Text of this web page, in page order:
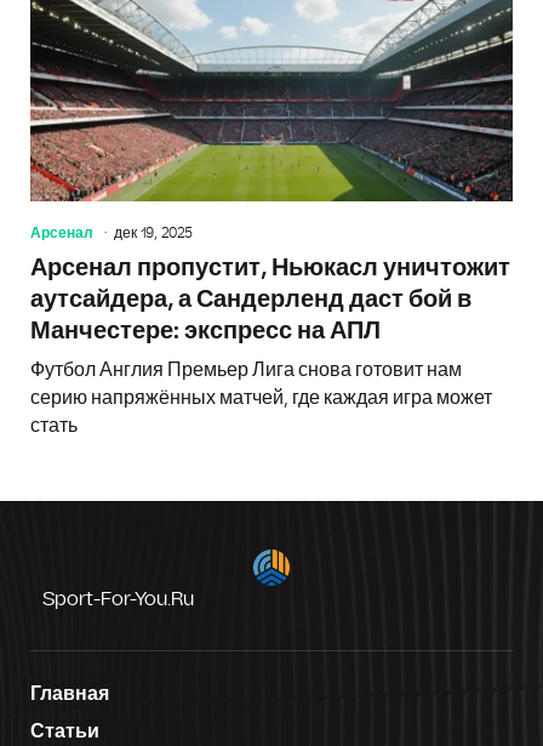
Арсенал дек 19, 2025
Арсенал пропустит, Ньюкасл уничтожит
аутсайдера, а Сандерленд даст бой в
Манчестере: экспресс на АПЛ
Футбол Англия Премьер Лига снова готовит нам
серию напряжённых матчей, где каждая игра может
стать
Sport-For-You.ru
Главная
Статьи